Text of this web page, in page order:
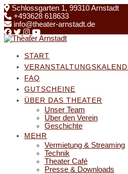
Skip
to
content
Schlossgarten 1, 99310 Arnstadt
+493628 618633
info@theater-arnstadt.de
START
FAQ
GUTSCHEINE
ÜBER DAS THEATER
Unser Team
Über den Verein
Geschichte
MEHR
Vermietung & Streaming
Technik
Theater Café
Presse & Downloads